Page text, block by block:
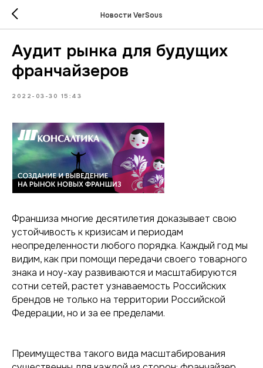
Новости VerSous
Аудит рынка для будущих
франчайзеров
2022-03-30 15:43
Франшиза многие десятилетия доказывает свою
устойчивость к кризисам и периодам
неопределенности любого порядка. Каждый год мы
видим, как при помощи передачи своего товарного
знака и ноу-хау развиваются и масштабируются
сотни сетей, растет узнаваемость Российских
брендов не только на территории Российской
Федерации, но и за ее пределами.
Преимущества такого вида масштабирования